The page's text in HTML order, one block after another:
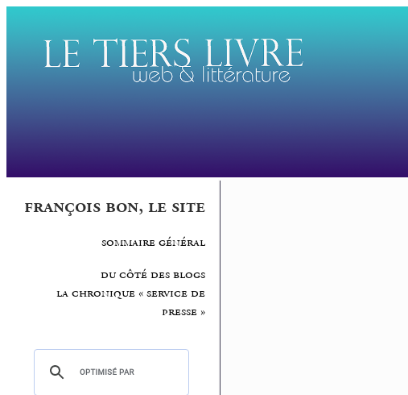
françois bon, le site
sommaire général
du côté des blogs
la chronique « service de
presse »